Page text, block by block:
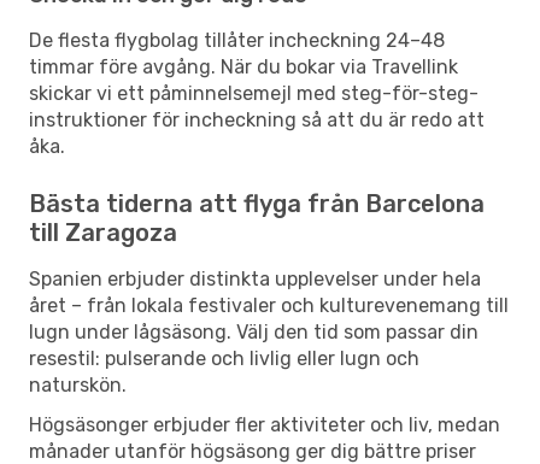
De flesta flygbolag tillåter incheckning 24–48
timmar före avgång. När du bokar via Travellink
skickar vi ett påminnelsemejl med steg-för-steg-
instruktioner för incheckning så att du är redo att
åka.
Bästa tiderna att flyga från Barcelona
till Zaragoza
Spanien erbjuder distinkta upplevelser under hela
året – från lokala festivaler och kulturevenemang till
lugn under lågsäsong. Välj den tid som passar din
resestil: pulserande och livlig eller lugn och
naturskön.
Högsäsonger erbjuder fler aktiviteter och liv, medan
månader utanför högsäsong ger dig bättre priser